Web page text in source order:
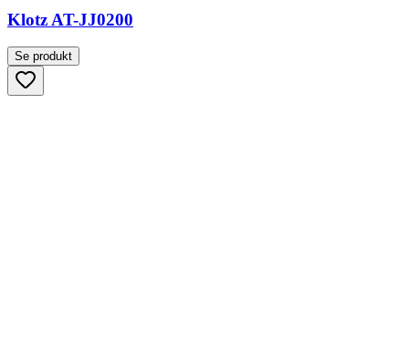
Klotz AT-JJ0200
Se produkt